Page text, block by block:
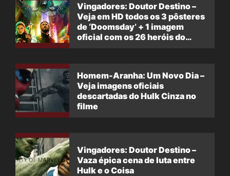
Vingadores: Doutor Destino –
Veja em HD todos os 3 pôsteres
de ‘Doomsday’ + 1 imagem
oficial com os 26 heróis do
Homem-Aranha: Um Novo Dia –
Veja imagens oficiais
descartadas do Hulk Cinza no
filme
Vingadores: Doutor Destino –
Vaza épica cena de luta entre
Hulk e o Coisa